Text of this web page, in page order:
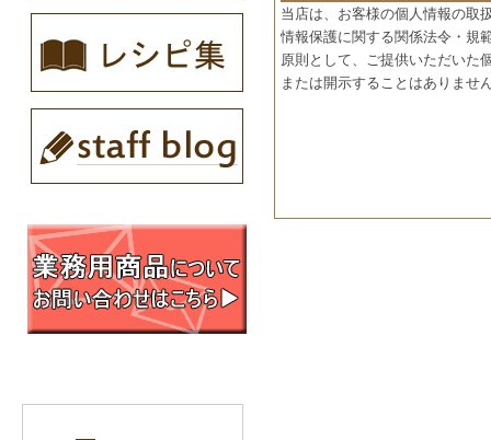
当店は、お客様の個人情報の取
情報保護に関する関係法令・規
原則として、ご提供いただいた
または開示することはありませ